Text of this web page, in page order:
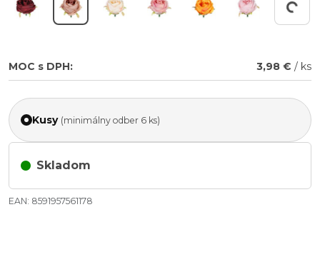
Working...
MOC s DPH: 3,98 € / ks
Kusy (minimálny odber 6 ks)
Skladom
EAN: 8591957561178